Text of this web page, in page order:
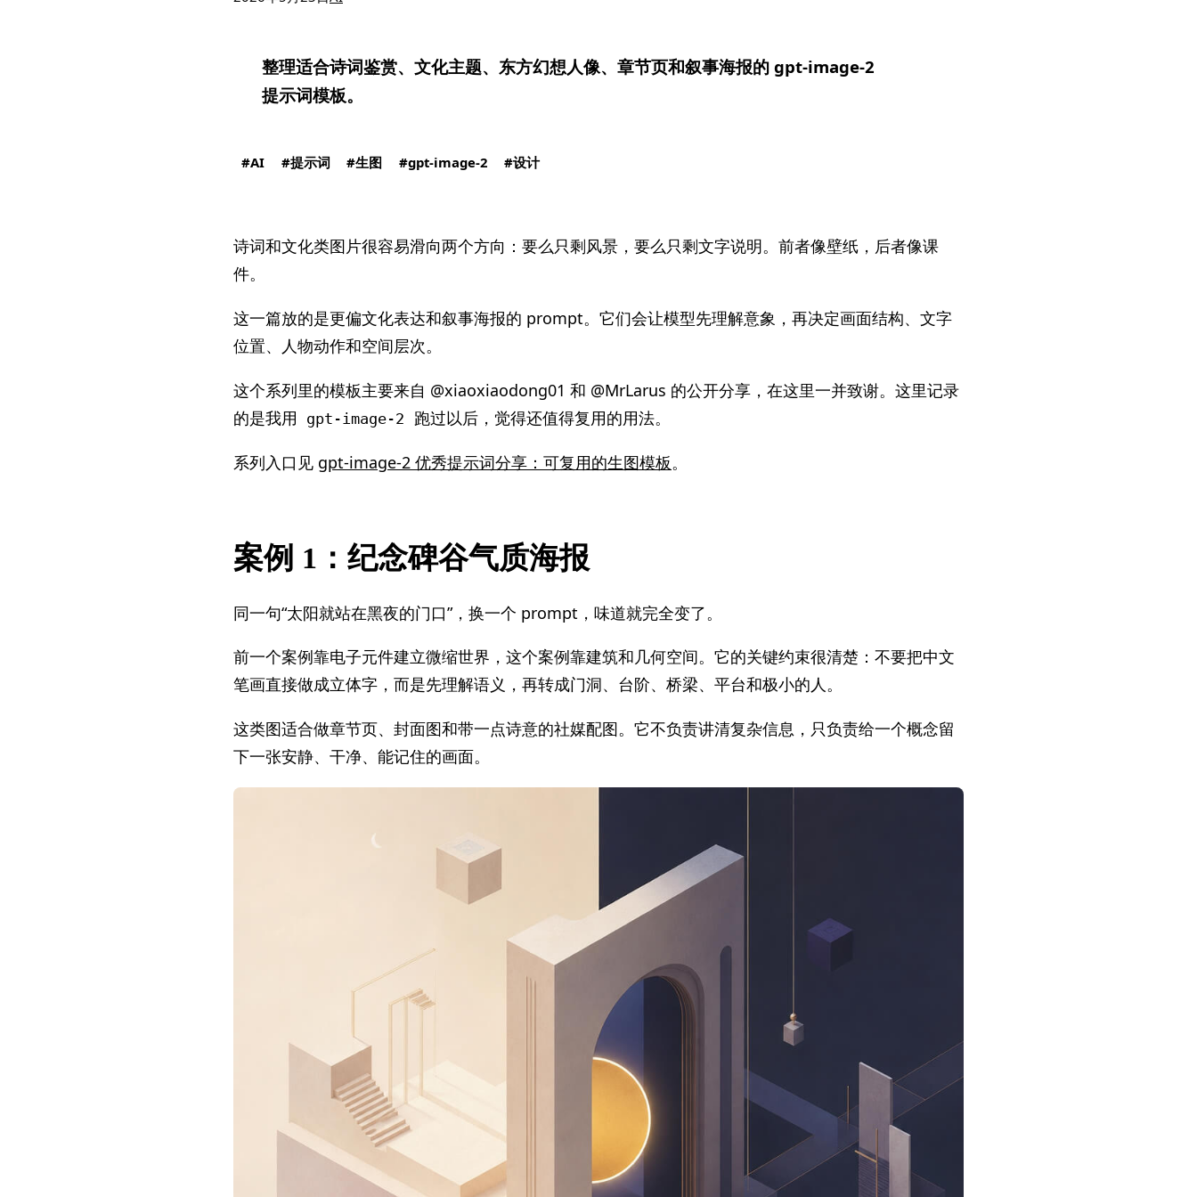
整理适合诗词鉴赏、文化主题、东方幻想人像、章节页和叙事海报的 gpt-image-2
提示词模板。
AI 提示词 生图 gpt-image-2 设计
诗词和文化类图片很容易滑向两个方向：要么只剩风景，要么只剩文字说明。前者像壁纸，后者像课
件。
这一篇放的是更偏文化表达和叙事海报的 prompt。它们会让模型先理解意象，再决定画面结构、文字
位置、人物动作和空间层次。
这个系列里的模板主要来自 @xiaoxiaodong01 和 @MrLarus 的公开分享，在这里一并致谢。这里记录
的是我用
gpt-image-2 跑过以后，觉得还值得复用的用法。
系列入口见 gpt-image-2 优秀提示词分享：可复用的生图模板。
案例 1：纪念碑谷气质海报
同一句“太阳就站在黑夜的门口”，换一个 prompt，味道就完全变了。
前一个案例靠电子元件建立微缩世界，这个案例靠建筑和几何空间。它的关键约束很清楚：不要把中文
笔画直接做成立体字，而是先理解语义，再转成门洞、台阶、桥梁、平台和极小的人。
这类图适合做章节页、封面图和带一点诗意的社媒配图。它不负责讲清复杂信息，只负责给一个概念留
下一张安静、干净、能记住的画面。